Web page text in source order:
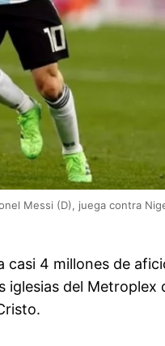
Messi (D), juega contra
casi 4 millones de
iglesias del Metroplex